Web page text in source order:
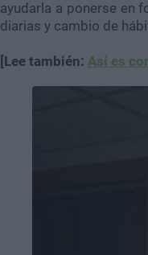
ayudarla a ponerse en
diarias y cambio de
[Lee también: Así es